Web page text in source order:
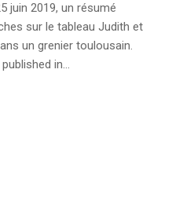
juin 2019, un résumé
sur le tableau Judith et
un grenier toulousain.
in…